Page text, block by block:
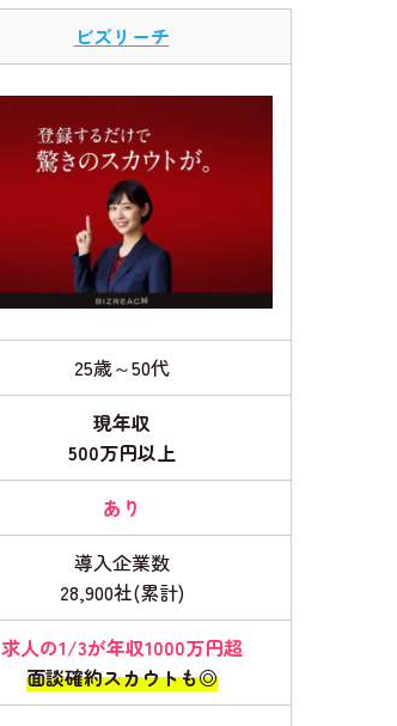
ビズリーチ
25歳～50代
現年収
500万円以上
あり
導入企業数
28,900社(累計)
求人の1/3が年収1000万円超
面談確約スカウトも◎